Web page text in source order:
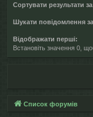
Сортувати результати
Шукати повідомлення за
Відображати перші:
Встановіть значення 0,
Список форумів